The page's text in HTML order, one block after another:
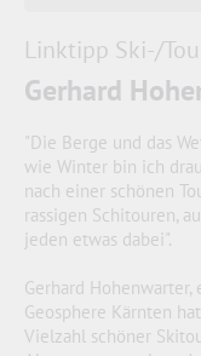
Linktipp Ski-/
Gerhard
"Die Berge und das
wie Winter bin ich
nach einer schönen
rassigen Schitouren,
jeden etwas dabei".
Gerhard
Geosphere Kärnten
Vielzahl schöner